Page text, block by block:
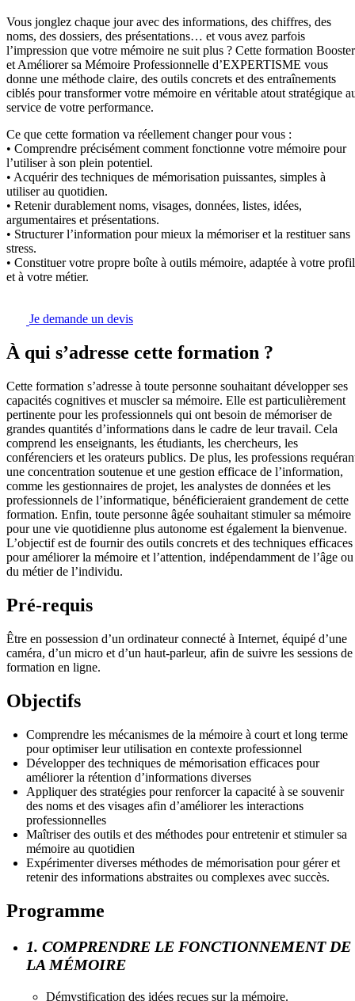
Vous jonglez chaque jour avec des informations, des chiffres, des
noms, des dossiers, des présentations… et vous avez parfois
l’impression que votre mémoire ne suit plus ? Cette formation Booster
et Améliorer sa Mémoire Professionnelle d’EXPERTISME vous
donne une méthode claire, des outils concrets et des entraînements
ciblés pour transformer votre mémoire en véritable atout stratégique
service de votre performance.
Ce que cette formation va réellement changer pour vous :
• Comprendre précisément comment fonctionne votre mémoire pour
l’utiliser à son plein potentiel.
• Acquérir des techniques de mémorisation puissantes, simples à
utiliser au quotidien.
• Retenir durablement noms, visages, données, listes, idées,
argumentaires et présentations.
• Structurer l’information pour mieux la mémoriser et la restituer sans
stress.
• Constituer votre propre boîte à outils mémoire, adaptée à votre profil
et à votre métier.
Je demande un devis
À qui s’adresse cette formation ?
Cette formation s’adresse à toute personne souhaitant développer ses
capacités cognitives et muscler sa mémoire. Elle est particulièrement
pertinente pour les professionnels qui ont besoin de mémoriser de
grandes quantités d’informations dans le cadre de leur travail. Cela
comprend les enseignants, les étudiants, les chercheurs, les
conférenciers et les orateurs publics. De plus, les professions
une concentration soutenue et une gestion efficace de l’information,
comme les gestionnaires de projet, les analystes de données et les
professionnels de l’informatique, bénéficieraient grandement de cette
formation. Enfin, toute personne âgée souhaitant stimuler sa mémoire
pour une vie quotidienne plus autonome est également la bienvenue.
L’objectif est de fournir des outils concrets et des techniques efficaces
pour améliorer la mémoire et l’attention, indépendamment de l’âge ou
du métier de l’individu.
Pré-requis
Être en possession d’un ordinateur connecté à Internet, équipé d’une
caméra, d’un micro et d’un haut-parleur, afin de suivre les sessions de
formation en ligne.
Objectifs
Comprendre les mécanismes de la mémoire à court et long terme
pour optimiser leur utilisation en contexte professionnel
Développer des techniques de mémorisation efficaces pour
améliorer la rétention d’informations diverses
Appliquer des stratégies pour renforcer la capacité à se souvenir
des noms et des visages afin d’améliorer les interactions
professionnelles
Maîtriser des outils et des méthodes pour entretenir et stimuler sa
mémoire au quotidien
Expérimenter diverses méthodes de mémorisation pour gérer et
retenir des informations abstraites ou complexes avec succès.
Programme
1. COMPRENDRE LE FONCTIONNEMENT DE
LA MÉMOIRE
Démystification des idées reçues sur la mémoire.